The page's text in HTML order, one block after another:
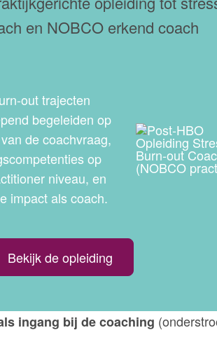
en NOBCO erkend coach
out trajecten
begeleiden op
de coachvraag,
op
niveau, en
impact als coach.
Bekijk de opleiding
ingang bij de coaching